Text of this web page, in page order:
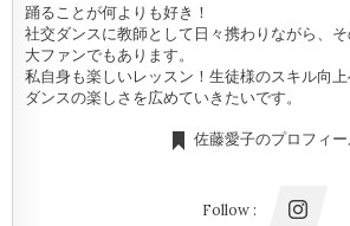
踊ることが何よりも好き！
社交ダンスに教師として日々携わりながら、
大ファンでもあります。
私自身も楽しいレッスン！生徒様のスキル向
ダンスの楽しさを広めていきたいです。
佐藤愛子のプロフィ
Follow :